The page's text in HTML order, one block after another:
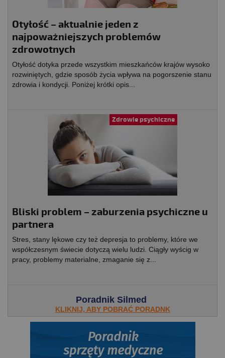
Otyłość – aktualnie jeden z
najpoważniejszych problemów
zdrowotnych
Otyłość dotyka przede wszystkim mieszkańców krajów wysoko
rozwiniętych, gdzie sposób życia wpływa na pogorszenie stanu
zdrowia i kondycji. Poniżej krótki opis...
Zdrowie psychiczne
Bliski problem – zaburzenia psychiczne u
partnera
Stres, stany lękowe czy też depresja to problemy, które we
współczesnym świecie dotyczą wielu ludzi. Ciągły wyścig w
pracy, problemy materialne, zmaganie się z...
Poradnik Silmed
KLIKNIJ, ABY POBRAĆ PORADNK